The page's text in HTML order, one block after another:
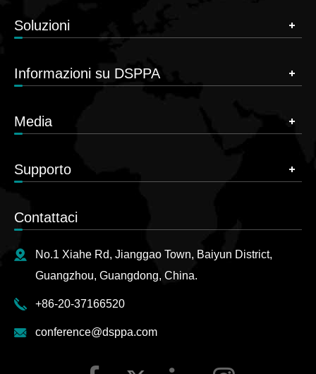
Soluzioni
Informazioni su DSPPA
Media
Supporto
Contattaci
No.1 Xiahe Rd, Jianggao Town, Baiyun District,
Guangzhou, Guangdong, China.
+86-20-37166520
conference@dsppa.com